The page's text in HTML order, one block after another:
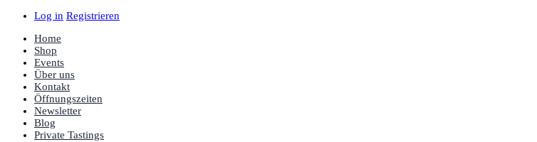
Log in Registrieren
Home
Shop
Events
Über uns
Kontakt
Öffnungszeiten
Newsletter
Blog
Private Tastings